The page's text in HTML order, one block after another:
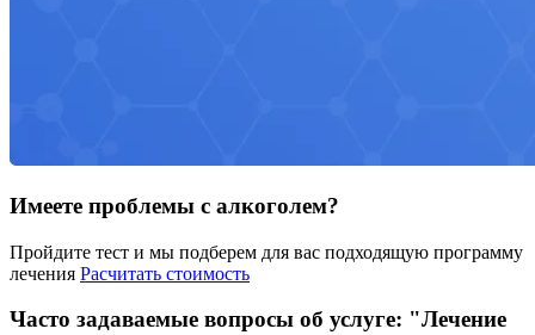
Имеете проблемы с алкоголем?
Пройдите тест и мы подберем для вас подходящую программу
лечения Расчитать стоимость
Часто задаваемые вопросы об услуге: "Лечение